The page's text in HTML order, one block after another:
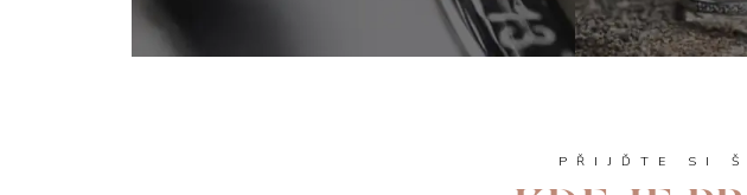
PŘIJĎTE SI